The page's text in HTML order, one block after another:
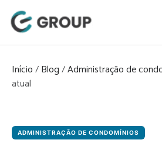
para
conteúdo
Início/Blog/Administração de
ADMINISTRAÇÃO DE CONDOMÍNIOS